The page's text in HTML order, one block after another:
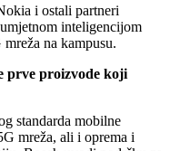
i ostali partneri
inteligencijom
na kampusu.
prve proizvode koji
standarda mobilne
mreža, ali i oprema i